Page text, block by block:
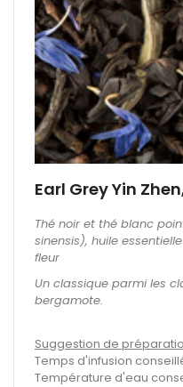
Earl Grey Yin
Thé noir et thé blanc
sinensis), huile
fleur
Un classique parmi les
bergamote.
Suggestion de
Temps d'infusion
Température d'eau